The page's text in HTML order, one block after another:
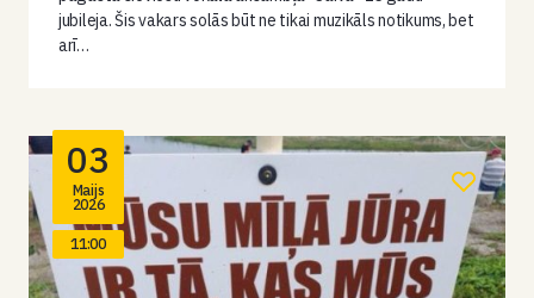
jubileja. Šis vakars solās būt ne tikai muzikāls notikums, bet
arī…
03
Maijs
2026
11:00